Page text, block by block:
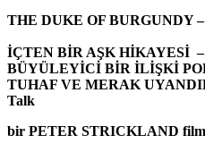
THE DUKE OF BURGUNDY
İÇTEN BİR AŞK HİKAYESİ –
BÜYÜLEYİCİ BİR İLİŞKİ
TUHAF VE MERAK
Talk
bir PETER STRICKLAND